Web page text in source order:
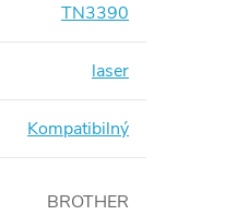
TN3390
laser
Kompatibilný
BROTHER